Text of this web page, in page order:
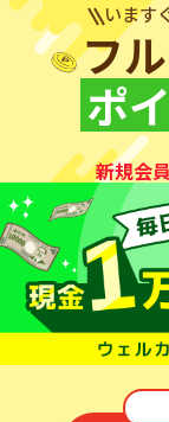
います
フ
ポ
新規会